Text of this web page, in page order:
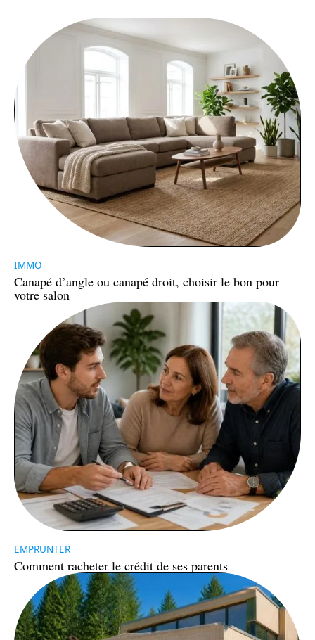
IMMO
Canapé d’angle ou canapé droit, choisir le bon pour
votre salon
EMPRUNTER
Comment racheter le crédit de ses parents